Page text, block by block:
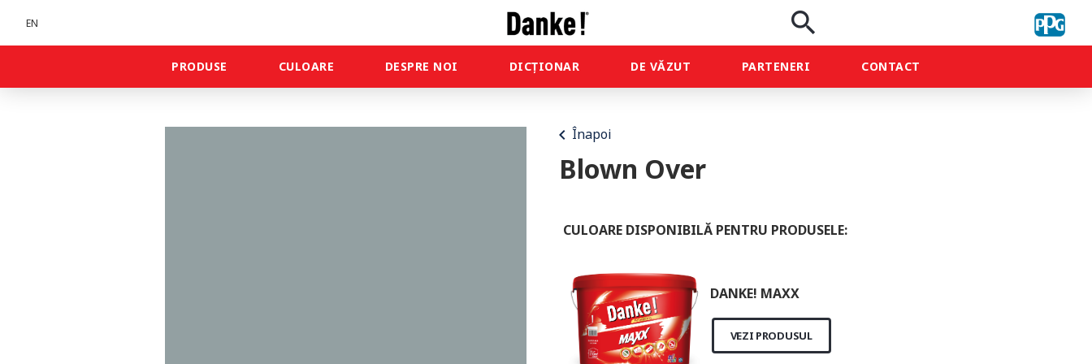
EN search
PRODUSE CULOARE DESPRE NOI DICȚIONAR DE VĂZUT PARTENERI CONTACT
chevron_left Înapoi
Blown Over
CULOARE DISPONIBILĂ PENTRU PRODUSELE:
DANKE! MAXX
VEZI PRODUSUL